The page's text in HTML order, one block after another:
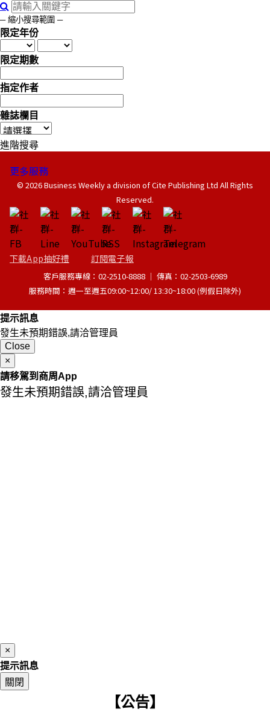
─ 縮小搜尋範圍 ─
限定年份
限定期數
指定作者
雜誌欄目
進階搜尋
更多服務
© 2026 Business Weekly a division of Cite Publishing Ltd All Rights
Reserved.
下載App抽好禮 訂閱電子報
客戶服務專線：02-2510-8888 │ 傳真：02-2503-6989
服務時間：週一至週五09:00~12:00/ 13:30~18:00 (例假日除外)
提示訊息
發生未預期錯誤,請洽管理員
Close
×
請移駕到商周App
發生未預期錯誤,請洽管理員
×
提示訊息
關閉
【公告】